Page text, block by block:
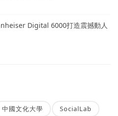
Digital 6000打造震撼動人
中國文化大學 SocialLab